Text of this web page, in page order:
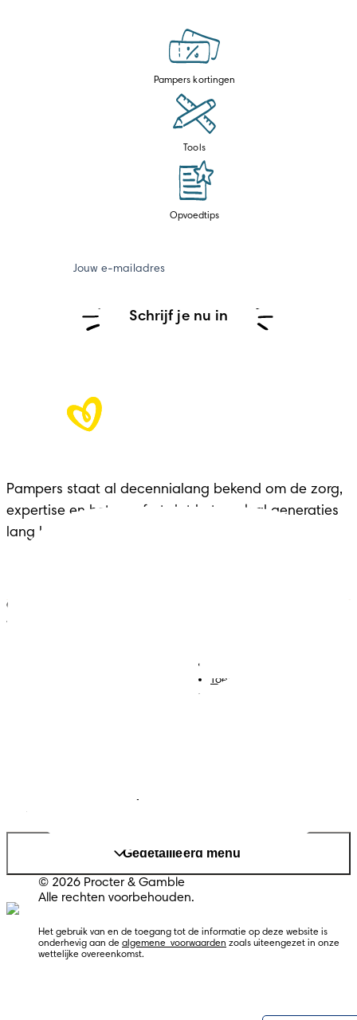
Pampers kortingen
Tools
Opvoedtips
Jouw e-mailadres
Schrijf je nu in
Pampers staat al decennialang bekend om de zorg,
expertise en het comfort dat het merk al generaties
lang biedt aan gezinnen in elke belangrijke fase.
ONZE HULPMIDDELEN VOOR
JOUW ZWANGERSCHAP
Toegankelijkheidsverklaring
Gedetailleerd menu
© 2026 Procter & Gamble
Alle rechten voorbehouden.
Het gebruik van en de toegang tot de informatie op deze website is
onderhevig aan de algemene  voorwaarden zoals uiteengezet in onze